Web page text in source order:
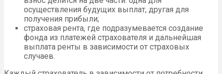
осуществления будущих выплат, другая для
получения прибыли;
страховая рента, где подразумевается создание
фонда из платежей страхователя и дальнейшая
выплата ренты в зависимости от страховых
случаев.